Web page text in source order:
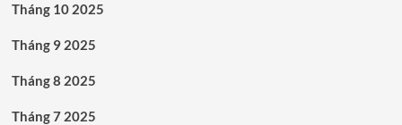
Tháng 10 2025
Tháng 9 2025
Tháng 8 2025
Tháng 7 2025